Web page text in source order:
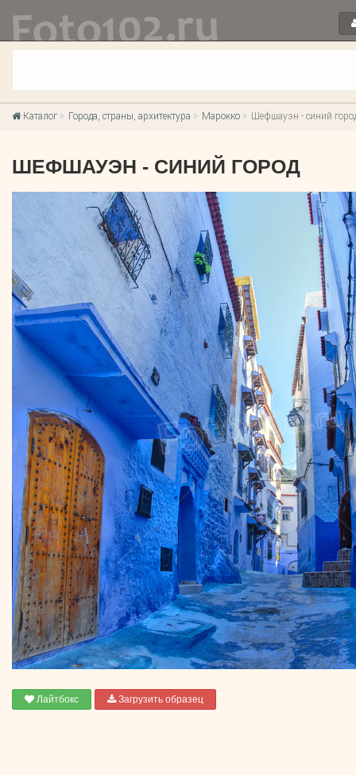
Каталог Города, страны, архитектура Марокко Шефшауэн - синий
ШЕФШАУЭН - СИНИЙ ГОРОД
Лайтбокс Загрузить образец